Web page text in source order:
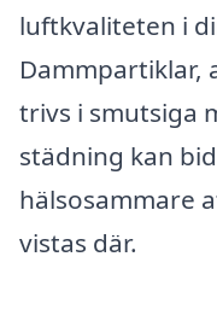
luftkvaliteten i
Dammpartiklar,
trivs i smutsiga
städning kan
hälsosammare
vistas där.